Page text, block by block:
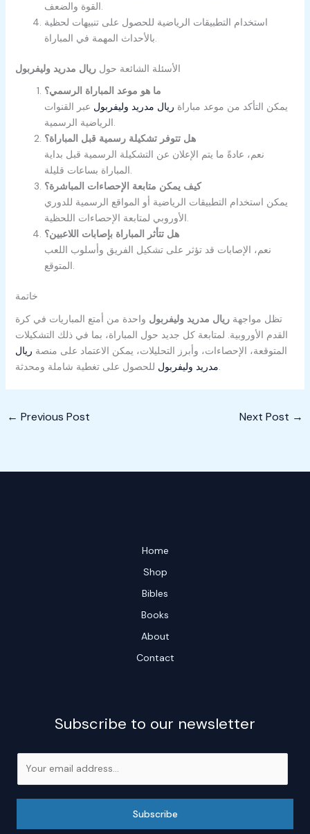
استخدام التطبيقات الرياضية للحصول على تنبيهات لحظية
الأسئلة الشائعة حولريال مدريد وليفربول
ما هو موعد المباراة الرسمي؟
يمكن التأكد من موعد مباراة ريال مدريد وليفربول عبر القنوات
الرياضية الرسمية.
هل تتوفر تشكيلة رسمية قبل المباراة؟
نعم، عادةً ما يتم الإعلان عن التشكيلة الرسمية قبل بداية
المباراة بساعات قليلة.
كيف يمكن متابعة الإحصاءات المباشرة؟
يمكن استخدام التطبيقات الرياضية أو المواقع الرسمية للدوري
الأوروبي لمتابعة الإحصاءات اللحظية.
هل تتأثر المباراة بإصابات اللاعبين؟
نعم، الإصابات قد تؤثر على تشكيل الفريق وأسلوب اللعب
المتوقع.
خاتمة
تظل مواجهةريال مدريد وليفربول واحدة من أمتع المباريات في كرة
القدم الأوروبية. لمتابعة كل جديد حول المباراة، بما في ذلك التشكيلات
المتوقعة، الإحصاءات، وأبرز التحليلات، يمكن الاعتماد على منصة ريال
مدريد وليفربولللحصول على تغطية شاملة ومحدثة.
← Previous Post Next Post →
Home
Shop
Bibles
Books
About
Contact
Subscribe to our newsletter
Subscribe